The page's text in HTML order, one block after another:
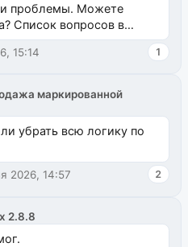
проблемы. Можете
Список вопросов в
пока пуст, и,...
15:14 1
маркированной
убрать всю логику по
2026, 14:57 2
2.8.8